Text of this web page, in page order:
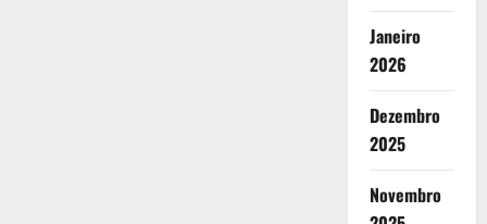
Janeiro
2026
Dezembro
2025
Novembro